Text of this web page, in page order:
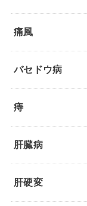
痛風
バセドウ病
痔
肝臓病
肝硬変